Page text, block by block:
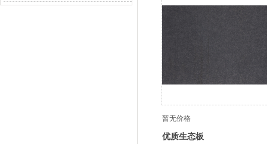
暂无价格
优质生态板